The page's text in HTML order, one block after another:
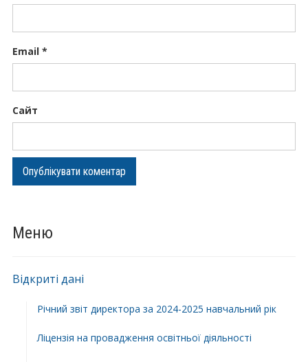
Меню
Відкриті дані
Річний звіт директора за 2024-2025 навчальний рік
Ліцензія на провадження освітньої діяльності
Email *
Сайт